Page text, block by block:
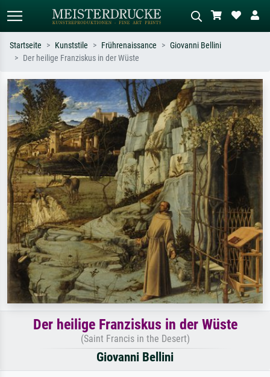
Suchen Sie nach Künstlern, Werktiteln
oder Stilen – z.B. Monet,
Sternennacht, Impressionismus, Welle
Hokusai, Akt.
Beschreiben Sie die Szene – z.B. Grüne
Wiese, Abstrakt mit viel Rot, Dunkles
Ölgemälde, Stehender Akt neben einem
Baum.
Startseite Kunststile Frührenaissance
Giovanni Bellini
Der heilige Franziskus in der Wüste
Der heilige Franziskus in der Wüste
(Saint Francis in the Desert)
Giovanni Bellini